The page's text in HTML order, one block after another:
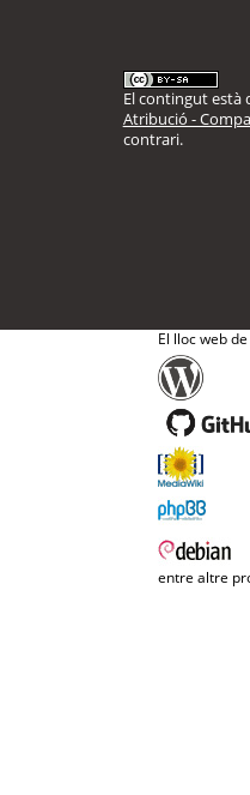
El contingut està
Atribució -
contrari.
El lloc web
entre altre